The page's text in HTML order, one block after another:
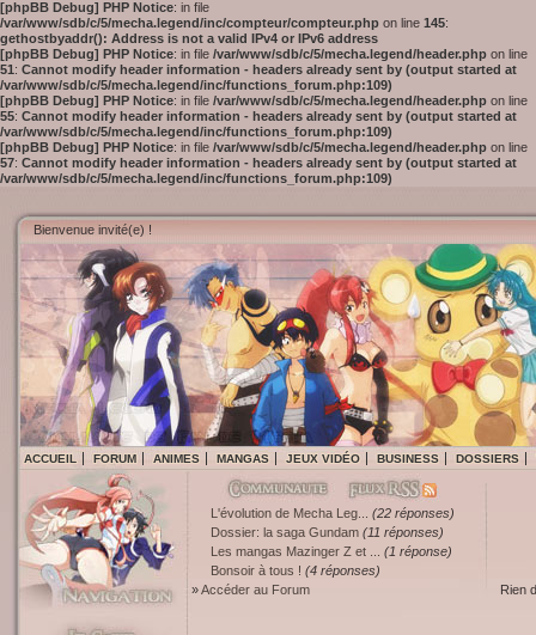
[phpBB Debug] PHP Notice: in file
/var/www/sdb/c/5/mecha.legend/inc/compteur/compteur.php on line 145:
gethostbyaddr(): Address is not a valid IPv4 or IPv6 address
[phpBB Debug] PHP Notice: in file /var/www/sdb/c/5/mecha.legend/header.php on line
51: Cannot modify header information - headers already sent by (output started at
/var/www/sdb/c/5/mecha.legend/inc/functions_forum.php:109)
[phpBB Debug] PHP Notice: in file /var/www/sdb/c/5/mecha.legend/header.php on line
55: Cannot modify header information - headers already sent by (output started at
/var/www/sdb/c/5/mecha.legend/inc/functions_forum.php:109)
[phpBB Debug] PHP Notice: in file /var/www/sdb/c/5/mecha.legend/header.php on line
57: Cannot modify header information - headers already sent by (output started at
/var/www/sdb/c/5/mecha.legend/inc/functions_forum.php:109)
Bienvenue invité(e) !
ACCUEIL FORUM ANIMES MANGAS JEUX VIDÉO BUSINESS DOSSIERS
L'évolution de Mecha Leg...
(22 réponses)
Dossier: la saga Gundam (11 réponses)
Les mangas Mazinger Z et ...
(1 réponse)
Bonsoir à tous ! (4 réponses)
»Accéder au Forum Rien